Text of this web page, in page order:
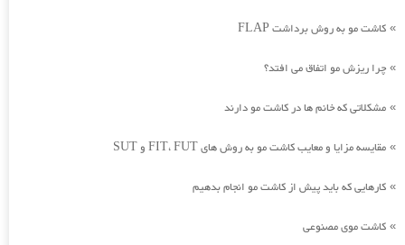
» کاشت مو به روش برداشت FLAP
» چرا ریزش مو اتفاق می افتد؟
» مشکلاتی که خانم ها در کاشت مو دارند
» مقایسه مزایا و معایب کاشت مو به روش های FIT، FUT و SUT
» کارهایی که باید پیش از کاشت مو انجام بدهیم
» کاشت موی مصنوعی